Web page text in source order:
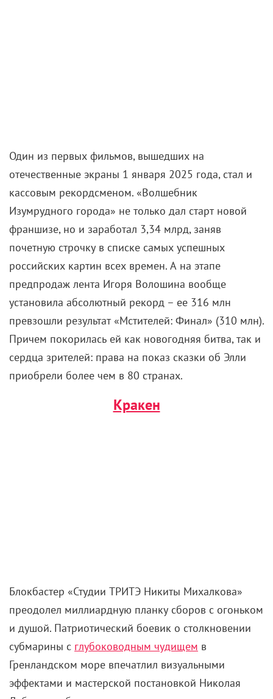
Один из первых фильмов, вышедших на
отечественные экраны 1 января 2025 года, стал и
кассовым рекордсменом. «Волшебник
Изумрудного города» не только дал старт новой
франшизе, но и заработал 3,34 млрд, заняв
почетную строчку в списке самых успешных
российских картин всех времен. А на этапе
предпродаж лента Игоря Волошина вообще
установила абсолютный рекорд – ее 316 млн
превзошли результат «Мстителей: Финал» (310 млн).
Причем покорилась ей как новогодняя битва, так и
сердца зрителей: права на показ сказки об Элли
приобрели более чем в 80 странах.
Кракен
Блокбастер «Студии ТРИТЭ Никиты Михалкова»
преодолел миллиардную планку сборов с огоньком
и душой. Патриотический боевик о столкновении
субмарины с глубоководным чудищем в
Гренландском море впечатлил визуальными
эффектами и мастерской постановкой Николая